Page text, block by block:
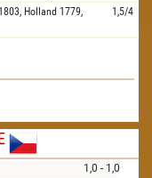
1803, Holland 1779,
1,5/4
1,0 - 1,0